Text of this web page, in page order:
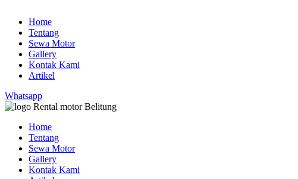
Home
Tentang
Sewa Motor
Gallery
Kontak Kami
Artikel
Whatsapp
Home
Tentang
Sewa Motor
Gallery
Kontak Kami